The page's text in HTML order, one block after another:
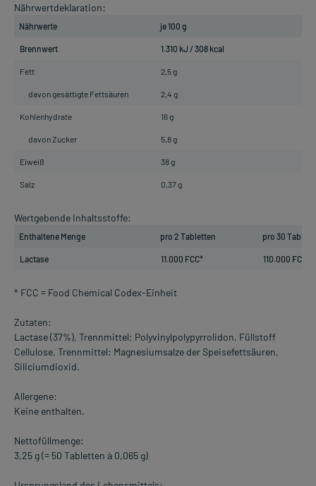
Nährwertdeklaration:
Nährwerte je 100 g
Brennwert 1.310 kJ / 308 kcal
Fett 2,5 g
davon gesättigte Fettsäuren 2,4 g
Kohlenhydrate 16 g
davon Zucker 5,8 g
Eiweiß 38 g
Salz 0,37 g
Wertgebende Inhaltsstoffe:
Enthaltene Menge pro 2 Tabletten pro 30
Lactase 11.000 FCC* 110.000 FCC
* FCC = Food Chemical Codex-Einheit
Zutaten:
Lactase (37%), Trennmittel: Polyvinylpolypyrrolidon, Füllstoff
Cellulose, Trennmittel: Magnesiumsalze der Speisefettsäuren,
Siliciumdioxid.
Allergene:
Keine enthalten.
Nettofüllmenge:
3,25 g (= 50 Tabletten à 0,065 g)